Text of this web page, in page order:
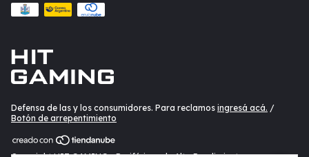
Defensa de las y los consumidores. Para reclamos ingresá acá. /
Botón de arrepentimiento